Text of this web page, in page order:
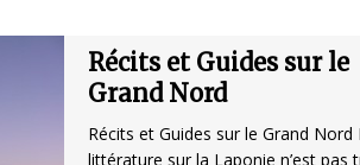
Récits et Guides sur le
Grand Nord
Récits et Guides sur le Grand Nord
littérature sur la Laponie n’est pas